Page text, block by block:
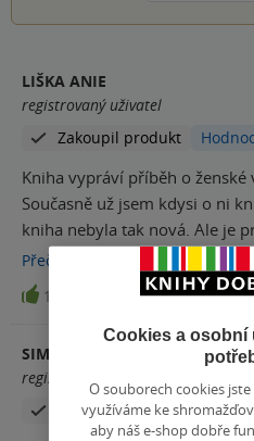
LIŠKA ANIE
registrovaný uživatel
Zakoupil produkt
Kniha vypráví příběh o ženské
Současně už jsem kdysi o ni
kniha nebyla tak nová. Ale je
zaměřená na příběh. Osobně
Přečíst
17
SIMONA
registrovaný uživatel
Zakoupil produkt
Cookies a osobní
O souborech cookies
využíváme ke
aby náš e-shop dobře